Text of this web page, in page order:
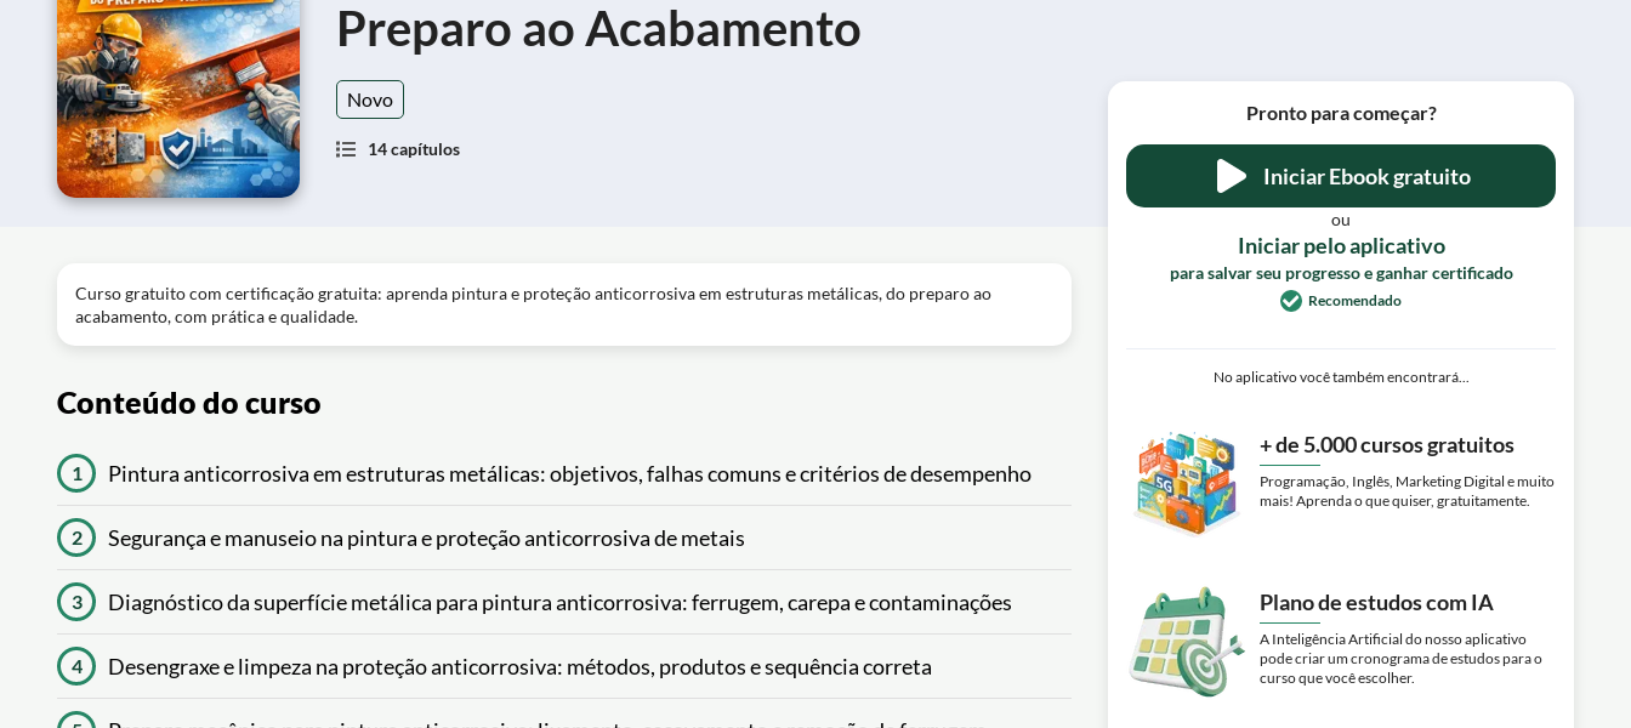
Preparo ao Acabamento
Novo
14 capítulos
Curso gratuito com certificação gratuita: aprenda pintura e proteção anticorrosiva em estruturas metálicas, do preparo ao
acabamento, com prática e qualidade.
Conteúdo do curso
1 Pintura anticorrosiva em estruturas metálicas: objetivos, falhas comuns e critérios de desempenho
2 Segurança e manuseio na pintura e proteção anticorrosiva de metais
3 Diagnóstico da superfície metálica para pintura anticorrosiva: ferrugem, carepa e contaminações
4 Desengraxe e limpeza na proteção anticorrosiva: métodos, produtos e sequência correta
Pronto para começar?
Iniciar Ebook gratuito
ou
Iniciar pelo aplicativo
para salvar seu progresso e ganhar certificado
Recomendado
No aplicativo você também encontrará...
+ de 5.000 cursos gratuitos
Programação, Inglês, Marketing Digital e muito
mais! Aprenda o que quiser, gratuitamente.
Plano de estudos com IA
A Inteligência Artificial do nosso aplicativo
pode criar um cronograma de estudos para o
curso que você escolher.